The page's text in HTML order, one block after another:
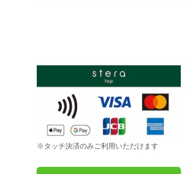
※タッチ決済のみご利用いただけます